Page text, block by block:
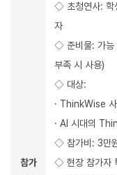
참가
◇ 초청연사: 학
자
◇ 준비물: 가능
부족 시 사용)
◇ 대상:
· ThinkWise
· AI 시대의
◇ 참가비: 3만
◇ 현장 참가자